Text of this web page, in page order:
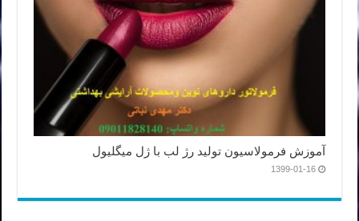
آموزش فرمولاسیون تولید رژ لب با ژل میگلیول
1399-01-16